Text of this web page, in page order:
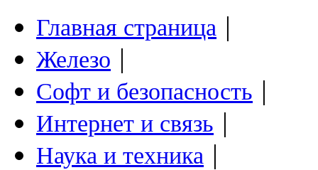
Главная страница |
Железо |
Софт и безопасность |
Интернет и связь |
Наука и техника |